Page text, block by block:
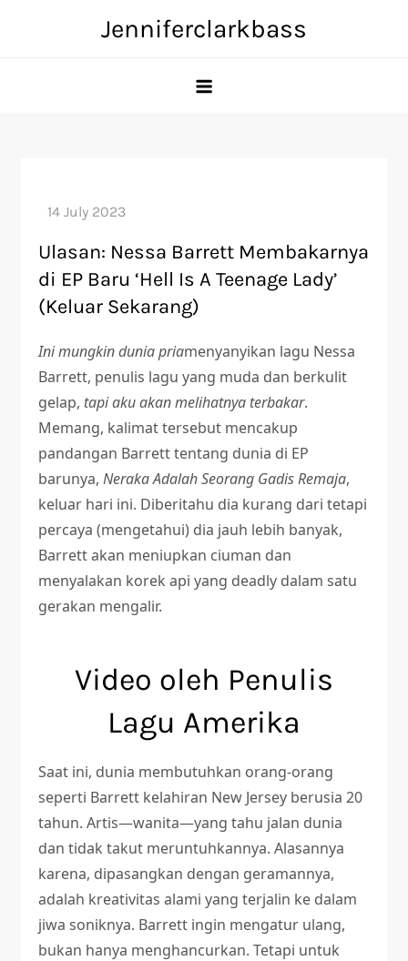
Jenniferclarkbass
Ulasan: Nessa Barrett Membakarnya
di EP Baru ‘Hell Is A Teenage Lady’
(Keluar Sekarang)
Ini mungkin dunia priamenyanyikan lagu Nessa
Barrett, penulis lagu yang muda dan berkulit
gelap, tapi aku akan melihatnya terbakar.
Memang, kalimat tersebut mencakup
pandangan Barrett tentang dunia di EP
barunya,Neraka Adalah Seorang Gadis Remaja,
keluar hari ini. Diberitahu dia kurang dari tetapi
percaya (mengetahui) dia jauh lebih banyak,
Barrett akan meniupkan ciuman dan
menyalakan korek api yang deadly dalam satu
gerakan mengalir.
Video oleh Penulis
Lagu Amerika
Saat ini, dunia membutuhkan orang-orang
seperti Barrett kelahiran New Jersey berusia 20
tahun. Artis—wanita—yang tahu jalan dunia
dan tidak takut meruntuhkannya. Alasannya
karena, dipasangkan dengan geramannya,
adalah kreativitas alami yang terjalin ke dalam
jiwa soniknya. Barrett ingin mengatur ulang,
bukan hanya menghancurkan. Tetapi untuk